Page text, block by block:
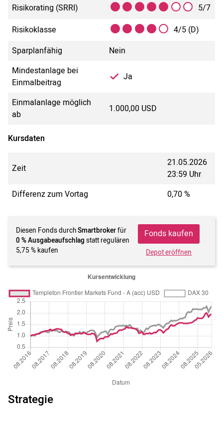
Risikorating (SRRI)
5/7
Risikoklasse
4/5 (D)
Sparplanfähig
Nein
Mindestanlage bei
Einmalbeitrag
Ja
Einmalanlage möglich
ab
1.000,00 USD
Kursdaten
Zeit
21.05.2026
23:59 Uhr
Differenz zum Vortag
0,70 %
Diesen Fonds durchSmartbrokerfür
0 % Ausgabeaufschlag statt regulären
5,75 % kaufen
Fonds kaufen
Depot eröffnen
Strategie